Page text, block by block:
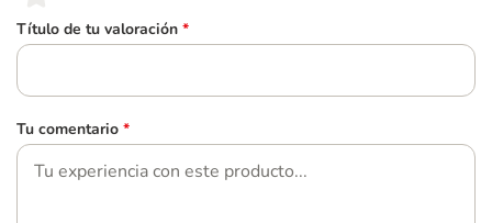
Título de tu valoración *
Tu comentario *